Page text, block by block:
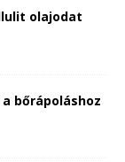
olajodat
bőrápoláshoz